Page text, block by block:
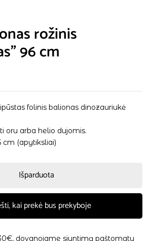
rožinis
96 cm
folinis balionas dinozauriukė
oru arba helio dujomis.
cm (apytiksliai)
Išparduota
kai prekė bus prekyboje
dovanojame siuntimą paštomatu